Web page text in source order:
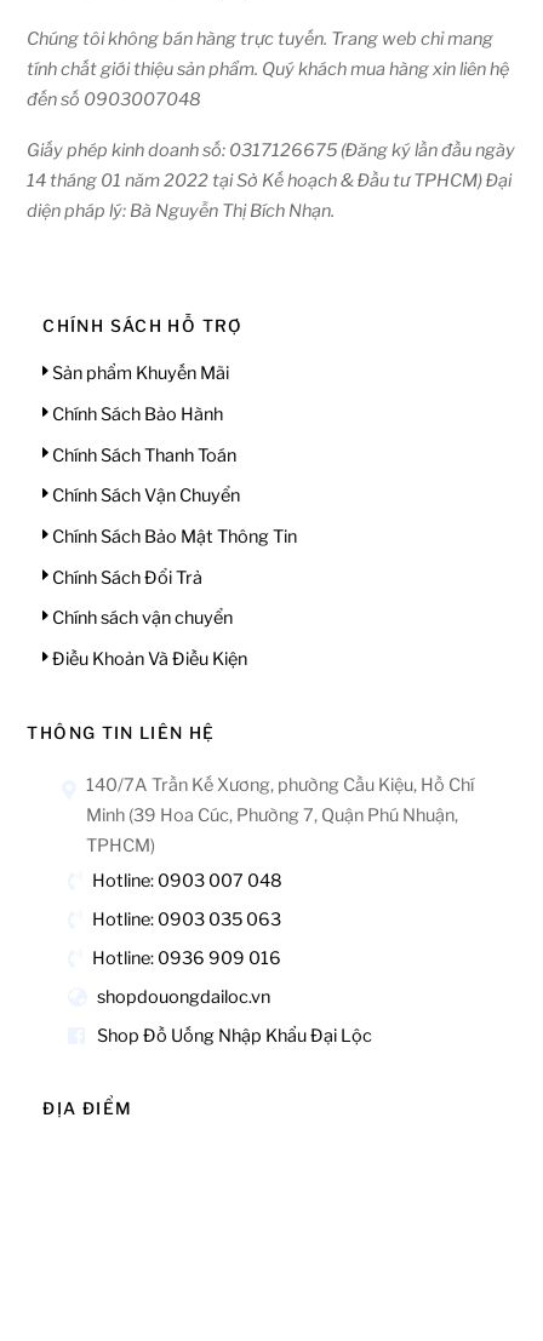
Chúng tôi không bán hàng trực tuyến. Trang web chỉ mang
tính chất giới thiệu sản phẩm. Quý khách mua hàng xin liên hệ
đến số 0903007048
Giấy phép kinh doanh số: 0317126675 (Đăng ký lần đầu ngày
14 tháng 01 năm 2022 tại Sở Kế hoạch & Đầu tư TPHCM) Đại
diện pháp lý: Bà Nguyễn Thị Bích Nhạn.
CHÍNH SÁCH HỖ TRỢ
Sản phẩm Khuyến Mãi
Chính Sách Bảo Hành
Chính Sách Thanh Toán
Chính Sách Vận Chuyển
Chính Sách Bảo Mật Thông Tin
Chính Sách Đổi Trả
Chính sách vận chuyển
Điều Khoản Và Điều Kiện
THÔNG TIN LIÊN HỆ
140/7A Trần Kế Xương, phường Cầu Kiệu, Hồ Chí
Minh (39 Hoa Cúc, Phường 7, Quận Phú Nhuận,
TPHCM)
Hotline: 0903 007 048
Hotline: 0903 035 063
Hotline: 0936 909 016
shopdouongdailoc.vn
Shop Đồ Uống Nhập Khẩu Đại Lộc
ĐỊA ĐIỂM